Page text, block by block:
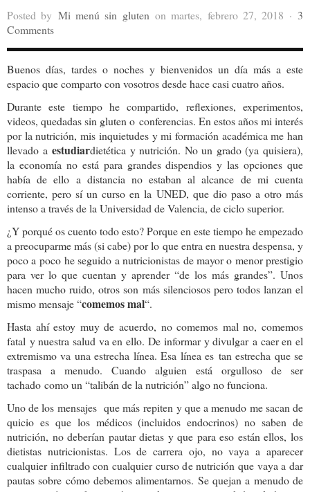
Posted by Mi menú sin gluten on martes, febrero 27, 2018 · 3
Comments
Buenos días, tardes o noches y bienvenidos un día más a este
espacio que comparto con vosotros desde hace casi cuatro años.
Durante este tiempo he compartido, reflexiones, experimentos,
videos, quedadas sin gluten o conferencias. En estos años mi interés
por la nutrición, mis inquietudes y mi formación académica me han
llevado aestudiardietética y nutrición. No un grado (ya quisiera),
la economía no está para grandes dispendios y las opciones que
había de ello a distancia no estaban al alcance de mi cuenta
corriente, pero sí un curso en la UNED, que dio paso a otro más
intenso a través de la Universidad de Valencia, de ciclo superior.
¿Y porqué os cuento todo esto? Porque en este tiempo he empezado
a preocuparme más (si cabe) por lo que entra en nuestra despensa, y
poco a poco he seguido a nutricionistas de mayor o menor prestigio
para ver lo que cuentan y aprender “de los más grandes”. Unos
hacen mucho ruido, otros son más silenciosos pero todos lanzan el
mismo mensaje “comemos mal“.
Hasta ahí estoy muy de acuerdo, no comemos mal no, comemos
fatal y nuestra salud va en ello. De informar y divulgar a caer en el
extremismo va una estrecha línea. Esa línea es tan estrecha que se
traspasa a menudo. Cuando alguien está orgulloso de ser
tachado como un “talibán de la nutrición” algo no funciona.
Uno de los mensajes que más repiten y que a menudo me sacan de
quicio es que los médicos (incluidos endocrinos) no saben de
nutrición, no deberían pautar dietas y que para eso están ellos, los
dietistas nutricionistas. Los de carrera ojo, no vaya a aparecer
cualquier infiltrado con cualquier curso de nutrición que vaya a dar
pautas sobre cómo debemos alimentarnos. Se quejan a menudo de